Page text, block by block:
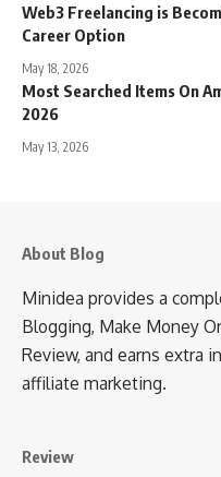
Web3 Freelancing is
Career Option
May 18, 2026
Most Searched Items On
2026
May 13, 2026
About Blog
Minidea provides a
Blogging, Make Money
Review, and earns extra
affiliate marketing.
Review